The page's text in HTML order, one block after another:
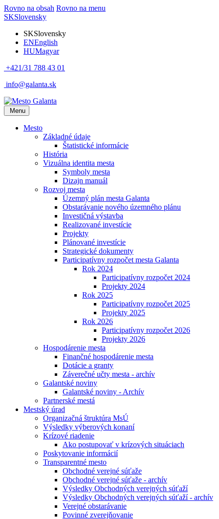
Rovno na obsah Rovno na menu
SKSlovensky
SKSlovensky
ENEnglish
HUMagyar
+421/31 788 43 01
info@galanta.sk
Menu
Mesto
Základné údaje
Štatistické informácie
História
Vizuálna identita mesta
Symboly mesta
Dizajn manuál
Rozvoj mesta
Územný plán mesta Galanta
Obstarávanie nového územného plánu
Investičná výstavba
Realizované investície
Projekty
Plánované investície
Strategické dokumenty
Participatívny rozpočet mesta Galanta
Rok 2024
Participatívny rozpočet 2024
Projekty 2024
Rok 2025
Participatívny rozpočet 2025
Projekty 2025
Rok 2026
Participatívny rozpočet 2026
Projekty 2026
Hospodárenie mesta
Finančné hospodárenie mesta
Dotácie a granty
Záverečné učty mesta - archív
Galantské noviny
Galantské noviny - Archív
Partnerské mestá
Mestský úrad
Organizačná štruktúra MsÚ
Výsledky výberových konaní
Krízové riadenie
Ako postupovať v krízových situáciach
Poskytovanie informácií
Transparentné mesto
Obchodné verejné súťaže
Obchodné verejné súťaže - archív
Výsledky Obchodných verejných súťaží
Výsledky Obchodných verejných súťaží - archív
Verejné obstarávanie
Povinné zverejňovanie